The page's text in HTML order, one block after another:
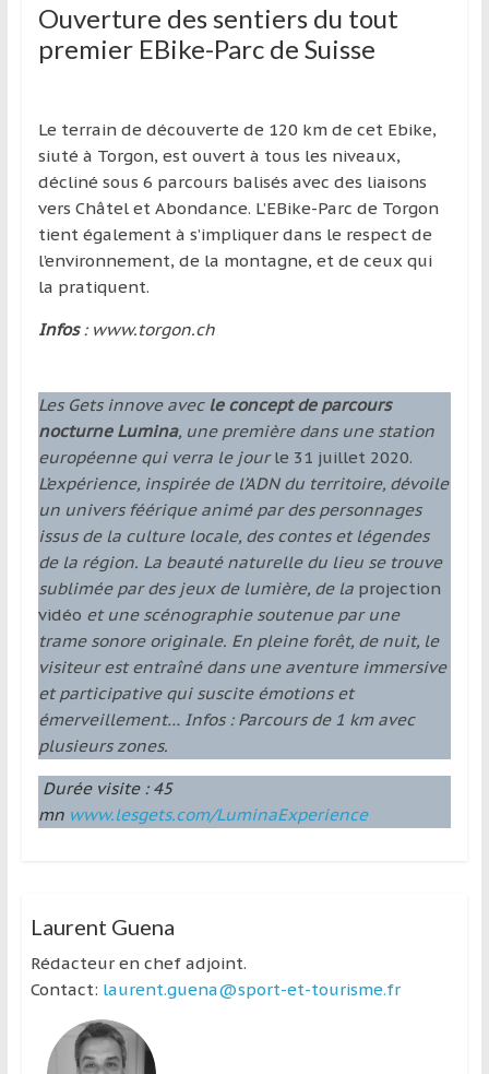
Ouverture des sentiers du tout
premier EBike-Parc de Suisse
Le terrain de découverte de 120 km de cet Ebike,
siuté à Torgon, est ouvert à tous les niveaux,
décliné sous 6 parcours balisés avec des liaisons
vers Châtel et Abondance. L’EBike-Parc de Torgon
tient également à s’impliquer dans le respect de
l’environnement, de la montagne, et de ceux qui
la pratiquent.
Infos: www.torgon.ch
Les Gets innove avec le concept de parcours
nocturne Lumina, une première dans une station
européenne qui verra le jourle 31 juillet 2020.
L’expérience, inspirée de l’ADN du territoire, dévoile
un univers féérique animé par des personnages
issus de la culture locale, des contes et légendes
de la région. La beauté naturelle du lieu se trouve
sublimée par des jeux de lumière, de la projection
vidéo et une scénographie soutenue par une
trame sonore originale. En pleine forêt, de nuit, le
visiteur est entraîné dans une aventure immersive
et participative qui suscite émotions et
émerveillement… Infos : Parcours de 1 km avec
plusieurs zones.
Durée visite : 45
mn www.lesgets.com/LuminaExperience
Laurent Guena
Rédacteur en chef adjoint.
Contact: laurent.guena@sport-et-tourisme.fr